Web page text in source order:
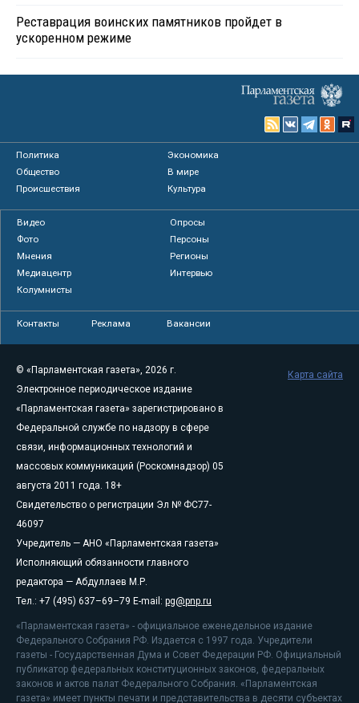
Реставрация воинских памятников пройдет в
ускоренном режиме
Политика
Экономика
Общество
В мире
Происшествия
Культура
Видео
Опросы
Фото
Персоны
Мнения
Регионы
Медиацентр
Интервью
Колумнисты
Контакты Реклама Вакансии
© «Парламентская газета», 2026 г.
Электронное периодическое издание
«Парламентская газета» зарегистрировано в
Федеральной службе по надзору в сфере
связи, информационных технологий и
массовых коммуникаций (Роскомнадзор) 05
августа 2011 года. 18+
Свидетельство о регистрации Эл № ФС77-
46097
Учредитель — АНО «Парламентская газета»
Исполняющий обязанности главного
редактора — Абдуллаев М.Р.
Тел.: +7 (495) 637–69–79 E-mail: pg@pnp.ru
«Парламентская газета» - официальное еженедельное издание
Федерального Собрания РФ. Издается с 1997 года. Учредители
газеты - Государственная Дума и Совет Федерации РФ. Официальный
публикатор федеральных конституционных законов, федеральных
законов и актов палат Федерального Собрания. «Парламентская
газета» имеет пункты печати и представительства в десяти субъектах
Карта сайта